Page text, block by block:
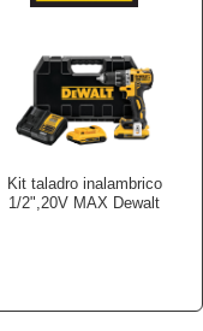
Kit taladro inalambrico
1/2",20V MAX Dewalt